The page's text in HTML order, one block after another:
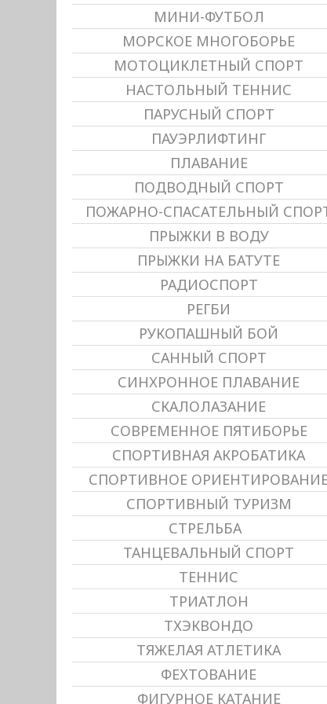
МИНИ-ФУТБОЛ
МОРСКОЕ МНОГОБОРЬЕ
МОТОЦИКЛЕТНЫЙ СПОРТ
НАСТОЛЬНЫЙ ТЕННИС
ПАРУСНЫЙ СПОРТ
ПАУЭРЛИФТИНГ
ПЛАВАНИЕ
ПОДВОДНЫЙ СПОРТ
ПОЖАРНО-СПАСАТЕЛЬНЫЙ
ПРЫЖКИ В ВОДУ
ПРЫЖКИ НА БАТУТЕ
РАДИОСПОРТ
РЕГБИ
РУКОПАШНЫЙ БОЙ
САННЫЙ СПОРТ
СИНХРОННОЕ ПЛАВАНИЕ
СКАЛОЛАЗАНИЕ
СОВРЕМЕННОЕ ПЯТИБОРЬЕ
СПОРТИВНАЯ АКРОБАТИКА
СПОРТИВНОЕ
СПОРТИВНЫЙ ТУРИЗМ
СТРЕЛЬБА
ТАНЦЕВАЛЬНЫЙ СПОРТ
ТЕННИС
ТРИАТЛОН
ТХЭКВОНДО
ТЯЖЕЛАЯ АТЛЕТИКА
ФЕХТОВАНИЕ
ФИГУРНОЕ КАТАНИЕ